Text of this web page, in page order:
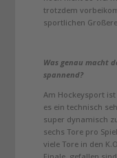
trotzdem
sportlichen
Was genau macht
spannend?
Am Hockeysport
es ein technisch
super dynamisch
sechs Tore pro
viele Tore in den